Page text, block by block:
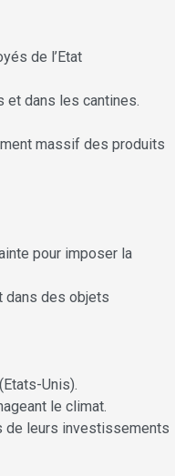
de l’Etat
et dans les cantines.
massif des produits
pour imposer la
dans des objets
Unis).
le climat.
de leurs investissements